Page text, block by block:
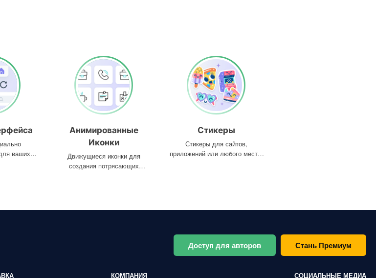
ваших
Анимированные
Иконки
Движущиеся иконки для
создания потрясающих
Стикеры
Стикеры для сайтов,
приложений или любого места,
Доступ для авторов Стань Премиум
КОМПАНИЯ СОЦИАЛЬНЫЕ МЕДИА